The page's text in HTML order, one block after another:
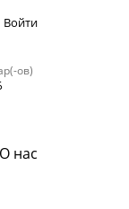
Войти
ов)
О нас